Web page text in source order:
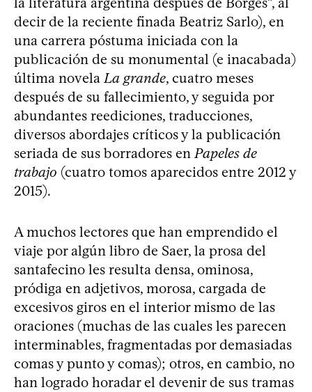
decir de la reciente finada Beatriz Sarlo), en
una carrera póstuma iniciada con la
publicación de su monumental (e inacabada)
última novela La grande, cuatro meses
después de su fallecimiento, y seguida por
abundantes reediciones, traducciones,
diversos abordajes críticos y la publicación
seriada de sus borradores en Papeles de
trabajo (cuatro tomos aparecidos entre 2012 y
2015).
A muchos lectores que han emprendido el
viaje por algún libro de Saer, la prosa del
santafecino les resulta densa, ominosa,
pródiga en adjetivos, morosa, cargada de
excesivos giros en el interior mismo de las
oraciones (muchas de las cuales les parecen
interminables, fragmentadas por demasiadas
comas y punto y comas); otros, en cambio, no
han logrado horadar el devenir de sus tramas